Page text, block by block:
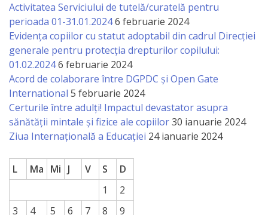
Activitatea Serviciului de tutelă/curatelă pentru
perioada 01-31.01.20246 februarie 2024
Evidența copiilor cu statut adoptabil din cadrul Direcției
generale pentru protecția drepturilor copilului:
01.02.20246 februarie 2024
Acord de colaborare între DGPDC și Open Gate
International 5 februarie 2024
Certurile între adulți! Impactul devastator asupra
sănătății mintale și fizice ale copiilor30 ianuarie 2024
Ziua Internațională a Educației 24 ianuarie 2024
L Ma Mi J V S
D
1
2
3
4 5 6 7 8
9